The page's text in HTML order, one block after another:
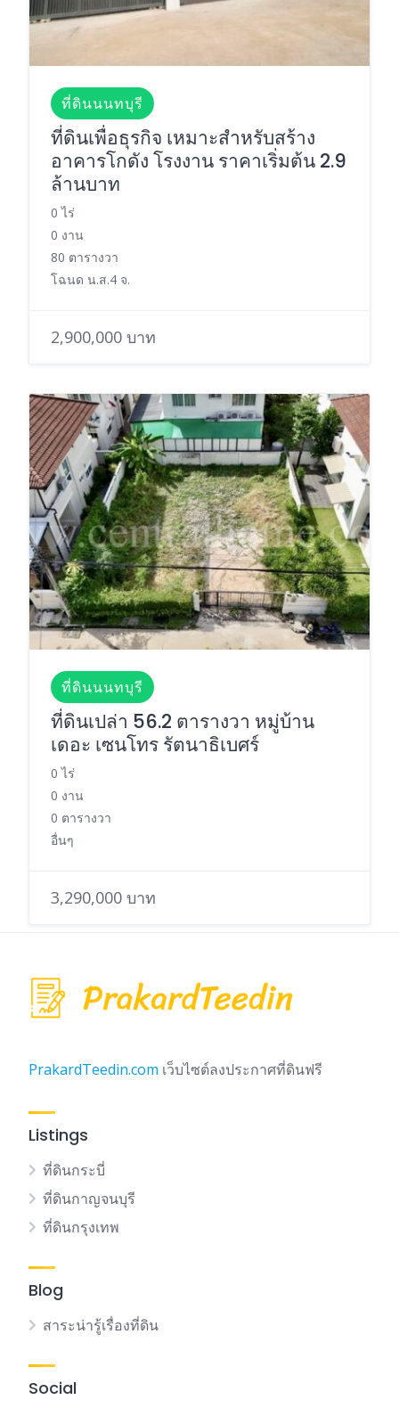
ที่ดินนนทบุรี
ที่ดินเพื่อธุรกิจ เหมาะสำหรับสร้าง
อาคารโกดัง โรงงาน ราคาเริ่มต้น 2.9
ล้านบาท
0 ไร่
0 งาน
80 ตารางวา
โฉนด น.ส.4 จ.
2,900,000 บาท
ที่ดินนนทบุรี
ที่ดินเปล่า 56.2 ตารางวา หมู่บ้าน
เดอะ เซนโทร รัตนาธิเบศร์
0 ไร่
0 งาน
0 ตารางวา
อื่นๆ
3,290,000 บาท
PrakardTeedin.com เว็บไซต์ลงประกาศที่ดินฟรี
Listings
ที่ดินกระบี่
ที่ดินกาญจนบุรี
ที่ดินกรุงเทพ
Blog
สาระน่ารู้เรื่องที่ดิน
Social